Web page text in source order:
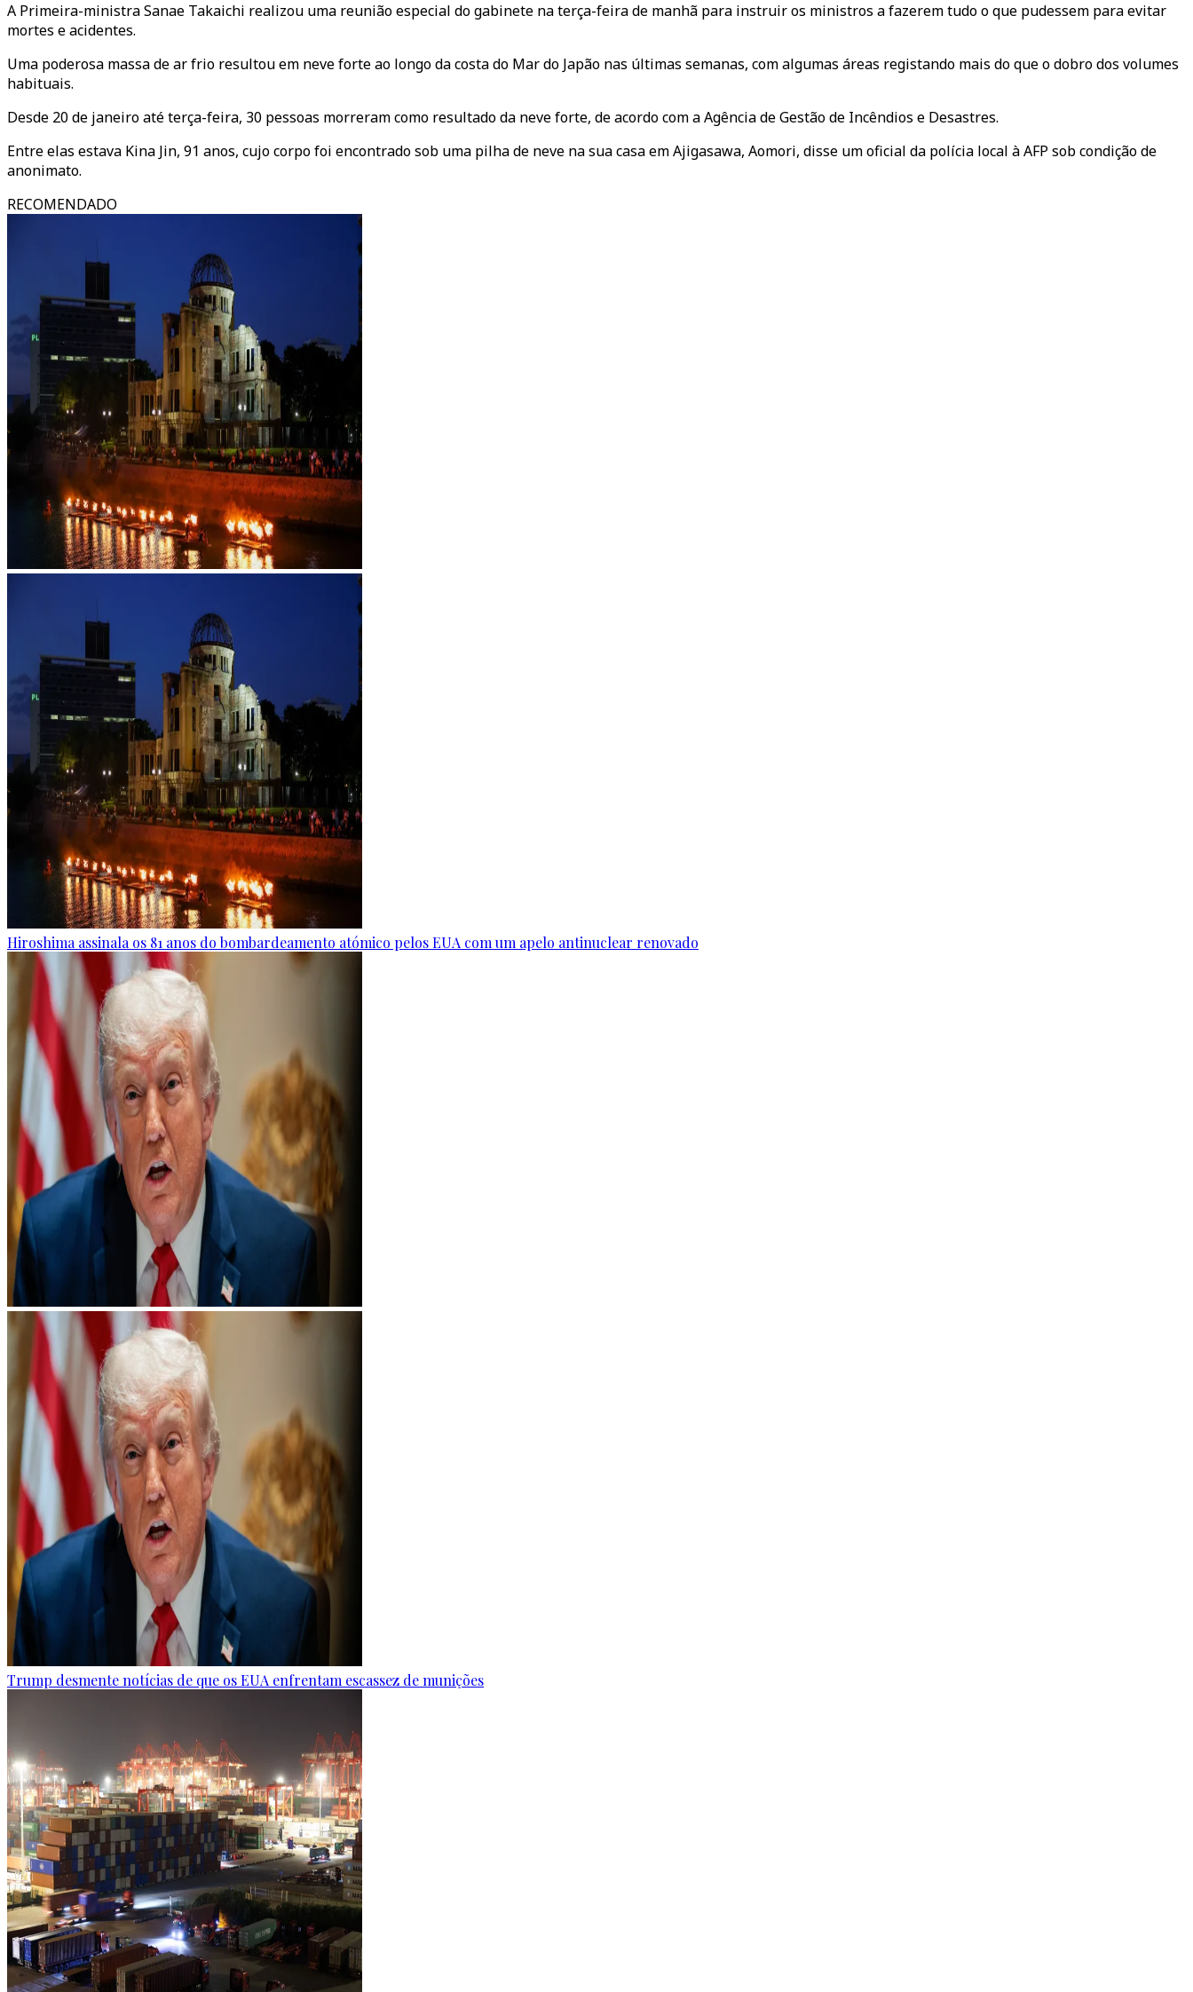
A Primeira-ministra Sanae Takaichi realizou uma reunião especial do gabinete na terça-feira de manhã para instruir os ministros a fazerem tudo o que pudessem para evitar
mortes e acidentes.
Uma poderosa massa de ar frio resultou em neve forte ao longo da costa do Mar do Japão nas últimas semanas, com algumas áreas registando mais do que o dobro dos volumes
habituais.
Desde 20 de janeiro até terça-feira, 30 pessoas morreram como resultado da neve forte, de acordo com a Agência de Gestão de Incêndios e Desastres.
Entre elas estava Kina Jin, 91 anos, cujo corpo foi encontrado sob uma pilha de neve na sua casa em Ajigasawa, Aomori, disse um oficial da polícia local à AFP sob condição de
anonimato.
RECOMENDADO
Hiroshima assinala os 81 anos do bombardeamento atómico pelos EUA com um apelo antinuclear renovado
Trump desmente notícias de que os EUA enfrentam escassez de munições